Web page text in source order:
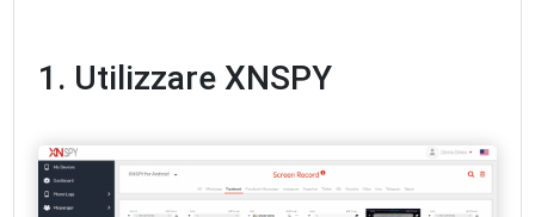
1. Utilizzare XNSPY